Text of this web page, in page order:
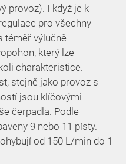
provoz). I když je k
pro všechny
téměř výlučně
který lze
charakteristice.
stejně jako provoz s
jsou klíčovými
čerpadla. Podle
9 nebo 11 písty.
od 150 L/min do 1